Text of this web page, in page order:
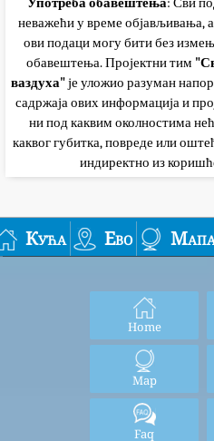
неважећи у време објављивања,
ови подаци могу бити без
обавештења. Пројектни тим
ваздуха"је уложио разуман
садржаја ових информација и
ни под каквим околностима
каквог губитка, повреде или
индиректно из
Кућа Ево
Home
Map
Faq